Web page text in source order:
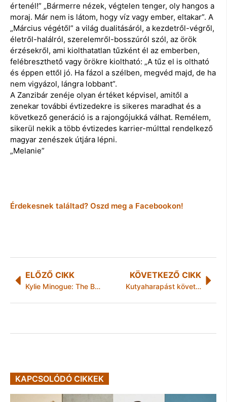
értenél!” „Bármerre nézek, végtelen tenger, oly hangos a
moraj. Már nem is látom, hogy víz vagy ember, eltakar”. A
„Március végétől” a világ dualitásáról, a kezdetről-végről,
életről-halálról, szerelemről-bosszúról szól, az örök
érzésekről, ami kiolthatatlan tűzként él az emberben,
felébreszthető vagy örökre kioltható: „A tűz el is oltható
és éppen ettől jó. Ha fázol a szélben, megvéd majd, de ha
nem vigyázol, lángra lobbant”.
A Zanzibár zenéje olyan értéket képvisel, amitől a
zenekar további évtizedekre is sikeres maradhat és a
következő generáció is a rajongójukká válhat. Remélem,
sikerül nekik a több évtizedes karrier-múlttal rendelkező
magyar zenészek útjára lépni.
„Melanie”
Érdekesnek találtad? Oszd meg a Facebookon!
ELŐZŐ CIKK
Kylie Minogue: The Best Of Kylie Minogue
KÖVETKEZŐ CIKK
Kutyaharapást követően állatkínzás
KAPCSOLÓDÓ CIKKEK